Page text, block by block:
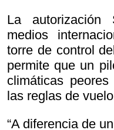
La
medios
torre de control
permite que un
climáticas
las reglas de
“A diferencia de